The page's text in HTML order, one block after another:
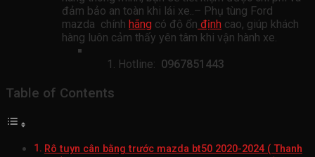
đảm bảo an toàn khi lái xe..– Phụ tùng Ford
mazda chính hãng có độ ổn định cao, giúp khách
hàng luôn cảm thấy yên tâm khi vận hành xe.
Hotline: 0967851443
Table of Contents
Rô tuyn cân bằng trước mazda bt50 2020-2024 ( Thanh